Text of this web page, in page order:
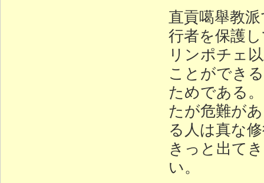
直貢噶舉教
行者を保護
リンポチェ
ことができ
ためである
たが危難が
る人は真な
きっと出て
い。